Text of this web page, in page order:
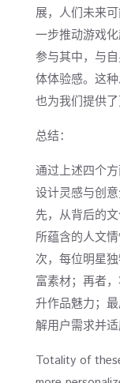
展，人们未来
一步推动游戏
参与其中，与
体体验感。这
也为我们提供了
总结：
通过上述四个
设计灵感与创
先，从背后的
所蕴含的人文
次，每位明星
富素材；再者
升作品魅力；
解用户需求并
Totality of